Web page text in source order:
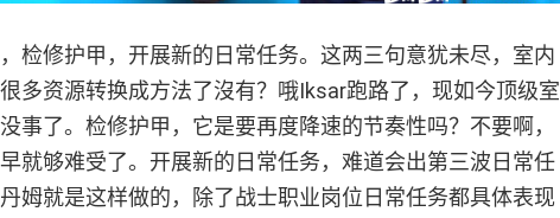
检修护甲，开展新的日常任务。这两三句意犹未尽，室内
多资源转换成方法了沒有？哦Iksar跑路了，现如今顶级室
事了。检修护甲，它是要再度降速的节奏性吗？不要啊，
就够难受了。开展新的日常任务，难道会出第三波日常任
姆就是这样做的，除了战士职业岗位日常任务都具体表现